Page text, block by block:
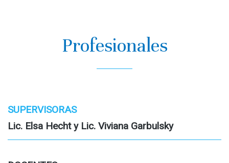
Profesionales
SUPERVISORAS
Lic. Elsa Hecht y Lic. Viviana Garbulsky